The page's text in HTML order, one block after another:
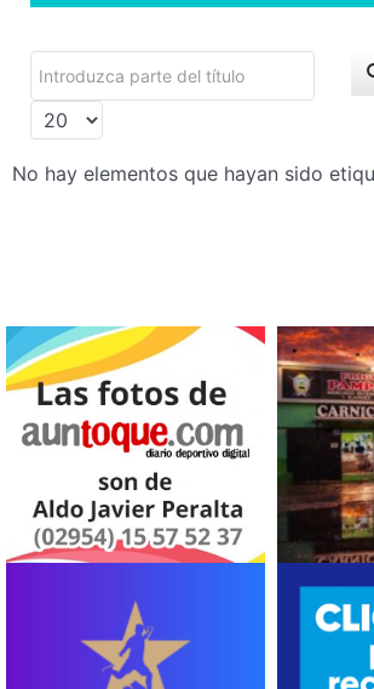
Introduzca
parte
del
Cantidad
a
mostrar
No hay elementos que hayan sido